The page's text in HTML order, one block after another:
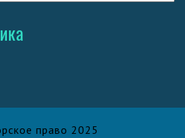
право 2025